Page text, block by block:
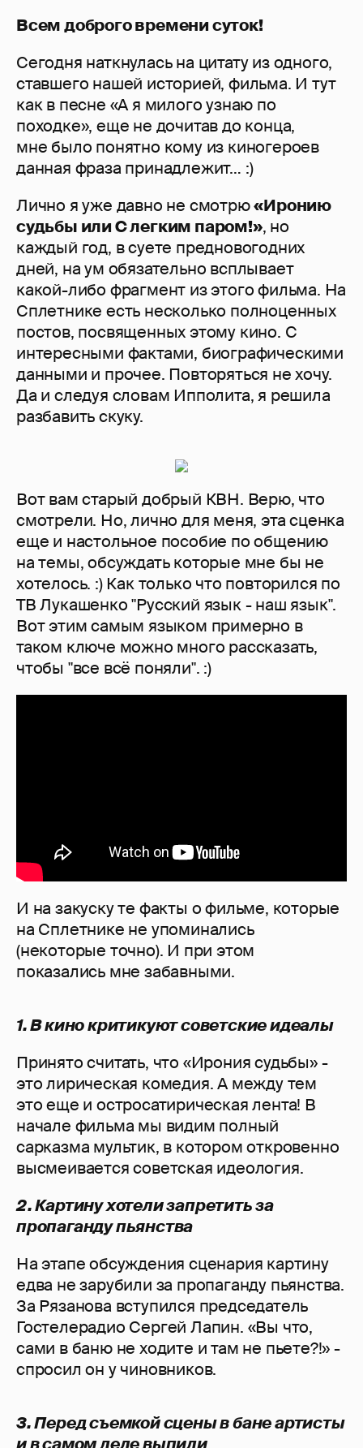
Всем доброго времени суток!
Сегодня наткнулась на цитату из одного,
ставшего нашей историей, фильма. И тут
как в песне «А я милого узнаю по
походке», еще не дочитав до конца,
мне было понятно кому из киногероев
данная фраза принадлежит… :)
Лично я уже давно не смотрю«Иронию
судьбы или С легким паром!», но
каждый год, в суете предновогодних
дней, на ум обязательно всплывает
какой-либо фрагмент из этого фильма. На
Сплетнике есть несколько полноценных
постов, посвященных этому кино. С
интересными фактами, биографическими
данными и прочее. Повторяться не хочу.
Да и следуя словам Ипполита, я решила
разбавить скуку.
Вот вам старый добрый КВН. Верю, что
смотрели. Но, лично для меня, эта сценка
еще и настольное пособие по общению
на темы, обсуждать которые мне бы не
хотелось. :) Как только что повторился по
ТВ Лукашенко "Русский язык - наш язык".
Вот этим самым языком примерно в
таком ключе можно много рассказать,
чтобы "все всё поняли". :)
И на закуску те факты о фильме, которые
на Сплетнике не упоминались
(некоторые точно). И при этом
показались мне забавными.
1. В кино критикуют советские идеалы
Принято считать, что «Ирония судьбы» -
это лирическая комедия. А между тем
это еще и остросатирическая лента! В
начале фильма мы видим полный
сарказма мультик, в котором откровенно
высмеивается советская идеология.
2. Картину хотели запретить за
пропаганду пьянства
На этапе обсуждения сценария картину
едва не зарубили за пропаганду пьянства.
За Рязанова вступился председатель
Гостелерадио Сергей Лапин. «Вы что,
сами в баню не ходите и там не пьете?!» -
спросил он у чиновников.
3. Перед съемкой сцены в бане артисты